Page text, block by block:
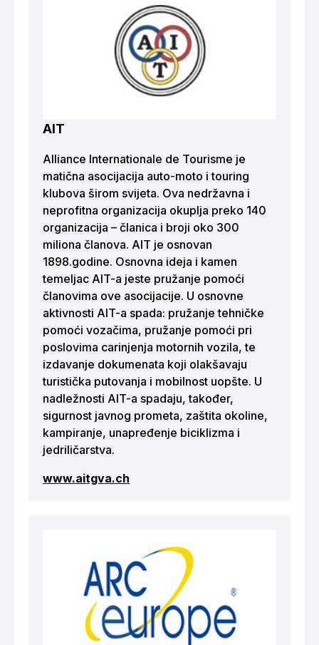
AIT
Alliance Internationale de Tourisme je
matična asocijacija auto-moto i touring
klubova širom svijeta. Ova nedržavna i
neprofitna organizacija okuplja preko 140
organizacija – članica i broji oko 300
miliona članova. AIT je osnovan
1898.godine. Osnovna ideja i kamen
temeljac AIT-a jeste pružanje pomoći
članovima ove asocijacije. U osnovne
aktivnosti AIT-a spada: pružanje tehničke
pomoći vozačima, pružanje pomoći pri
poslovima carinjenja motornih vozila, te
izdavanje dokumenata koji olakšavaju
turistička putovanja i mobilnost uopšte. U
nadležnosti AIT-a spadaju, također,
sigurnost javnog prometa, zaštita okoline,
kampiranje, unapređenje biciklizma i
jedriličarstva.
www.aitgva.ch